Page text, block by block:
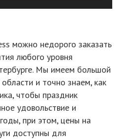
можно недорого заказать
любого уровня
Мы имеем большой
и точно знаем, как
чтобы праздник
удовольствие и
при этом, цены на
доступны для